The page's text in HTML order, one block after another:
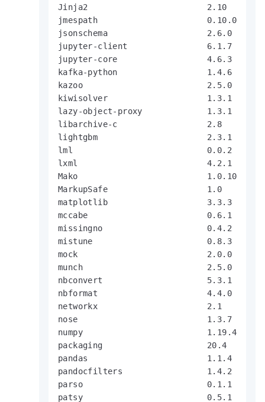
Jinja2                        2.10
jmespath                      0.10.0
jsonschema                    2.6.0
jupyter-client                6.1.7
jupyter-core                  4.6.3
kafka-python                  1.4.6
kazoo                         2.5.0
kiwisolver                    1.3.1
lazy-object-proxy             1.3.1
libarchive-c                  2.8
lightgbm                      2.3.1
lml                           0.0.2
lxml                          4.2.1
Mako                          1.0.10
MarkupSafe                    1.0
matplotlib                    3.3.3
mccabe                        0.6.1
missingno                     0.4.2
mistune                       0.8.3
mock                          2.0.0
munch                         2.5.0
nbconvert                     5.3.1
nbformat                      4.4.0
networkx                      2.1
nose                          1.3.7
numpy                         1.19.4
packaging                     20.4
pandas                        1.1.4
pandocfilters                 1.4.2
parso                         0.1.1
patsy                         0.5.1